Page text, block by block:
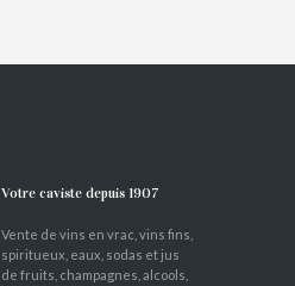
Votre caviste depuis 1907
Vente de vins en vrac, vins fins,
spiritueux, eaux, sodas et jus
de fruits, champagnes, alcools,